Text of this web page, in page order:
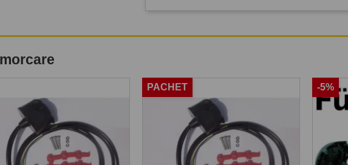
PACHET -5%